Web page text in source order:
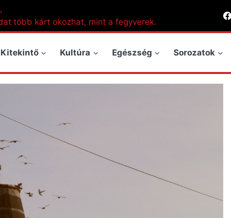
több kárt okozhat, mint a fegyverek.
Kitekintő Kultúra Egészség Sorozatok